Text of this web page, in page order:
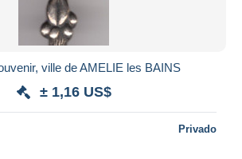
ville de AMELIE les BAINS
± 1,16 US$
Privado